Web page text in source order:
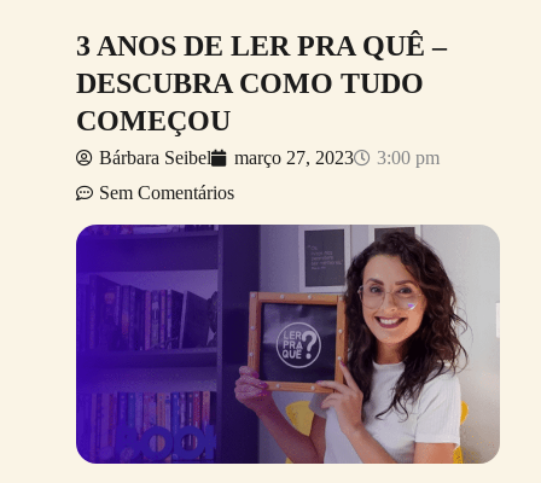
3 ANOS DE LER PRA QUÊ –
DESCUBRA COMO TUDO
COMEÇOU
Bárbara Seibel março 27, 2023
3:00 pm
Sem Comentários